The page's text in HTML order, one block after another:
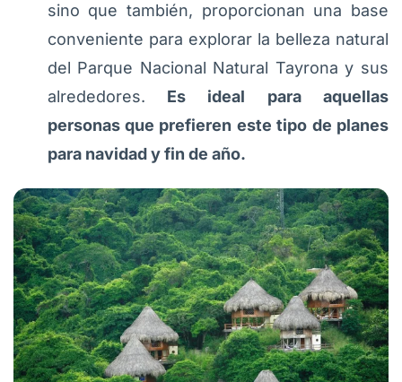
sino que también, proporcionan una base
conveniente para explorar la belleza natural
del Parque Nacional Natural Tayrona y sus
alrededores. Es ideal para aquellas
personas que prefieren este tipo de planes
para navidad y fin de año.